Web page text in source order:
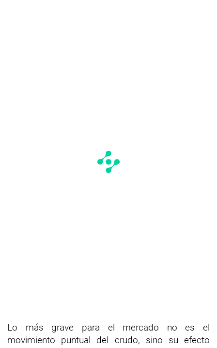
Lo más grave para el mercado no es el
movimiento puntual del crudo, sino su efecto